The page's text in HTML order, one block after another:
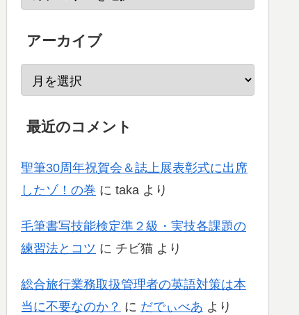
アーカイブ
最近のコメント
聖筆30周年祝賀会＆誌上展表彰式に出席
したゾ！の巻 に taka より
毛筆書写技能検定準２級・実技各課題の
練習法とコツ に チビ猫 より
総合旅行業務取扱管理者の英語対策は本
当に不要なのか？ に だでぃべあ より